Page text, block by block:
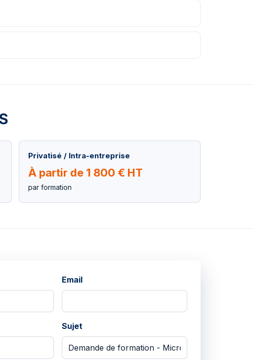
Privatisé / Intra-entreprise
À partir de 1 800 € HT
par formation
Email
Sujet